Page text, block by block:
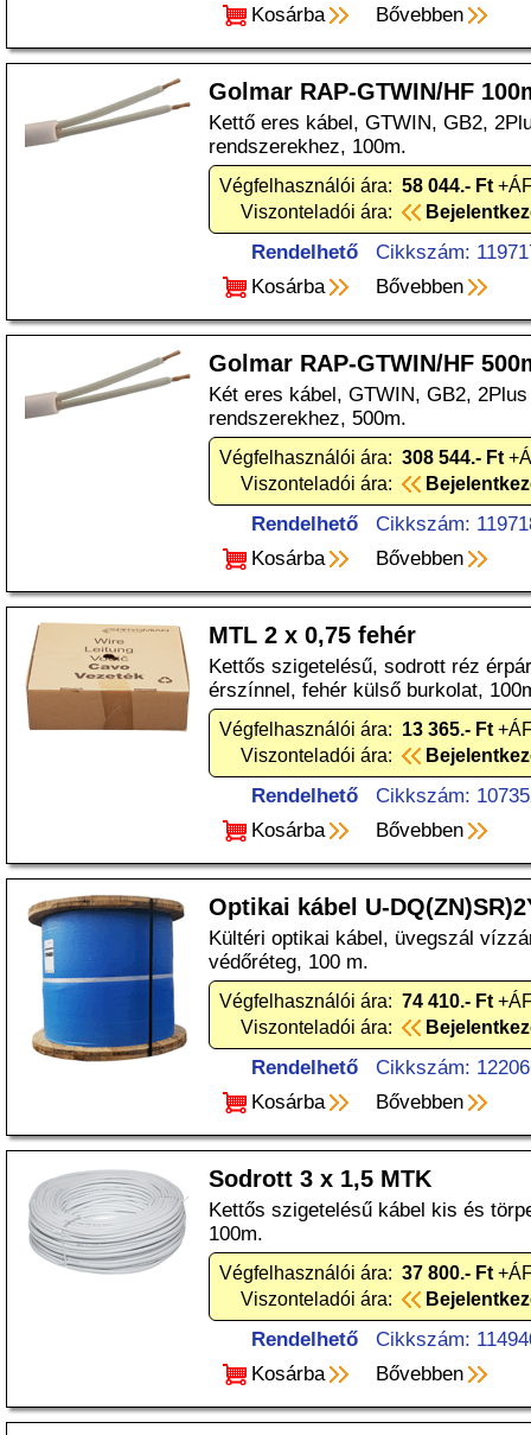
Kosárba
Bővebben
Golmar RAP-GTWIN/HF
Kettő eres kábel, GTWIN, GB2,
rendszerekhez, 100m.
Végfelhasználói ára: 58 044.- Ft
Viszonteladói ára:
Rendelhető
Cikkszám:
Kosárba
Bővebben
Golmar RAP-GTWIN/HF
Két eres kábel, GTWIN, GB2,
rendszerekhez, 500m.
Végfelhasználói ára: 308 544.- Ft
Viszonteladói ára:
Rendelhető
Cikkszám:
Kosárba
Bővebben
MTL 2 x 0,75 fehér
Kettős szigetelésű, sodrott réz
érszínnel, fehér külső burkolat,
Végfelhasználói ára: 13 365.- Ft
Viszonteladói ára:
Rendelhető
Cikkszám:
Kosárba
Bővebben
Optikai kábel U-
Kültéri optikai kábel, üvegszál
védőréteg, 100 m.
Végfelhasználói ára: 74 410.- Ft
Viszonteladói ára:
Rendelhető
Cikkszám:
Kosárba
Bővebben
Sodrott 3 x 1,5 MTK
Kettős szigetelésű kábel kis és
100m.
Végfelhasználói ára: 37 800.- Ft
Viszonteladói ára:
Rendelhető
Cikkszám:
Kosárba
Bővebben